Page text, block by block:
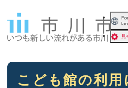
見
本
こども館の利用